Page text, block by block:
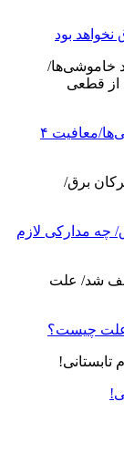
بود
آخرین اظهارات وزیر نیرو درمورد خاموشی‌ها/معافیت ۴
چه مدارکی لازم
علت چیست؟